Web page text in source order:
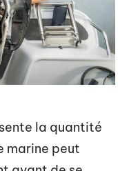
la quantité
marine peut